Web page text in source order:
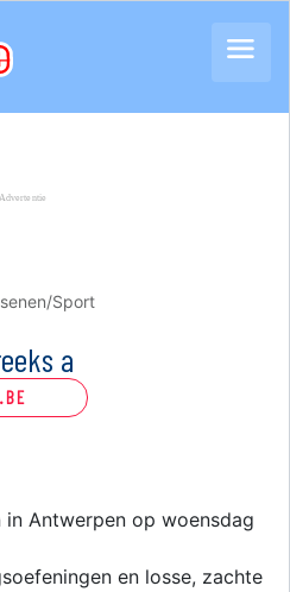
Sport
a
Antwerpen op woensdag
en losse, zachte